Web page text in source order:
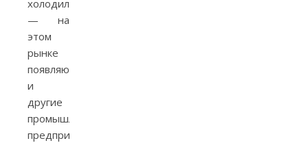
холодильников
— на
этом
рынке
появляются
и
другие
промышленные
предприятия.